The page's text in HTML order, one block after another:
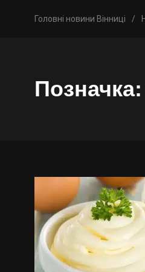
Головні новини Вінниці /
Позначка: